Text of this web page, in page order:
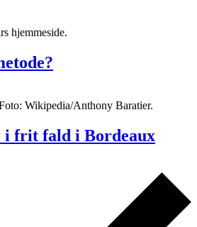
i frit fald i Bordeaux